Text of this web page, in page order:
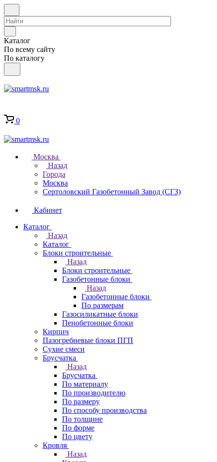
Каталог
По всему сайту
По каталогу
0
Москва
Назад
Города
Москва
Сертоловский Газобетонный Завод (СГЗ)
Кабинет
Каталог
Назад
Каталог
Блоки строительные
Назад
Блоки строительные
Газобетонные блоки
Назад
Газобетонные блоки
По размерам
Газосиликатные блоки
Пенобетонные блоки
Кирпич
Пазогребневые блоки ПГП
Сухие смеси
Брусчатка
Назад
Брусчатка
По материалу
По производителю
По размеру
По способу производства
По толщине
По форме
По цвету
Кровля
Назад